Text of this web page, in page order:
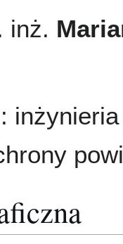
inż.